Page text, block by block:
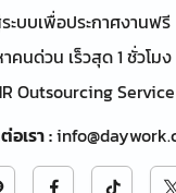
ระบบเพื่อประกาศงานฟรี
คนด่วน เร็วสุด 1 ชั่วโมง
Outsourcing Service
อเรา: